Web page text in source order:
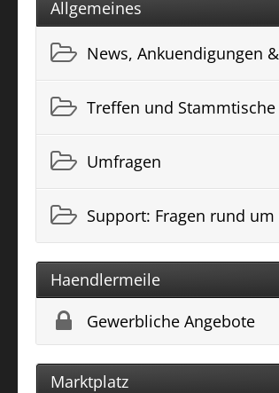
Allgemeines
News, Ankuendigungen
Treffen und Stammtische
Umfragen
Support: Fragen rund
Haendlermeile
Gewerbliche Angebote
Marktplatz